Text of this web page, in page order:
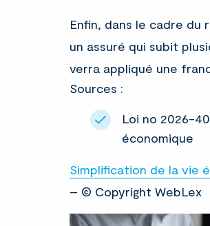
Enfin, dans le cadre du
un assuré qui subit
verra appliqué une
Sources :
Loi no 2026-
économique
Simplification de la vie
– © Copyright WebLex